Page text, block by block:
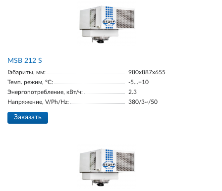
MSB 212 S
Габариты, мм:
980х887х655
Темп. режим, °С:
-5...+10
Энергопотребление, кВт/ч:
2.3
Напряжение, V/Ph/Hz:
380/3~/50
Заказать